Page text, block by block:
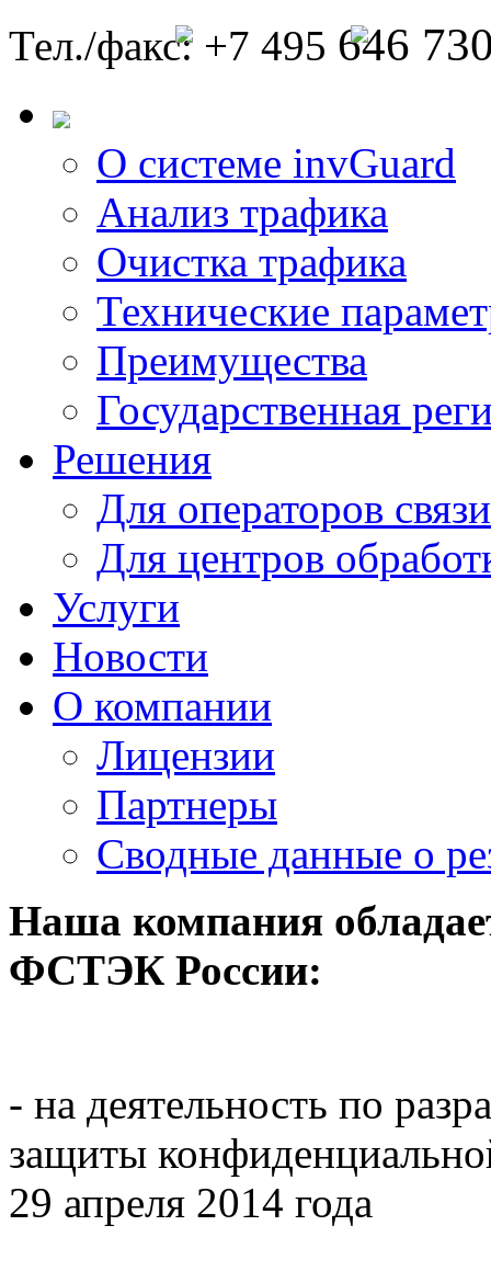
Тел./факс: +7 495 646
О системе invGuard
Анализ трафика
Очистка трафика
Технические
Преимущества
Государственная
Решения
Для операторов связи
Для центров
Услуги
Новости
О компании
Лицензии
Партнеры
Cводные данные о
Наша компания
ФСТЭК России:
- на деятельность по
защиты
29 апреля 2014 года